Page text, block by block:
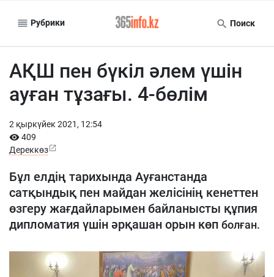
Рубрики Поиск
АҚШ пен бүкіл әлем үшін
ауған тұзағы. 4-бөлім
2 қыркүйек 2021, 12:54
409
Дереккөз
Бұл елдің тарихында Ауғанстанда
сатқындық пен майдан желісінің кенеттен
өзгеру жағдайларымен байланысты құпия
дипломатия үшін әрқашан орын көп болған.